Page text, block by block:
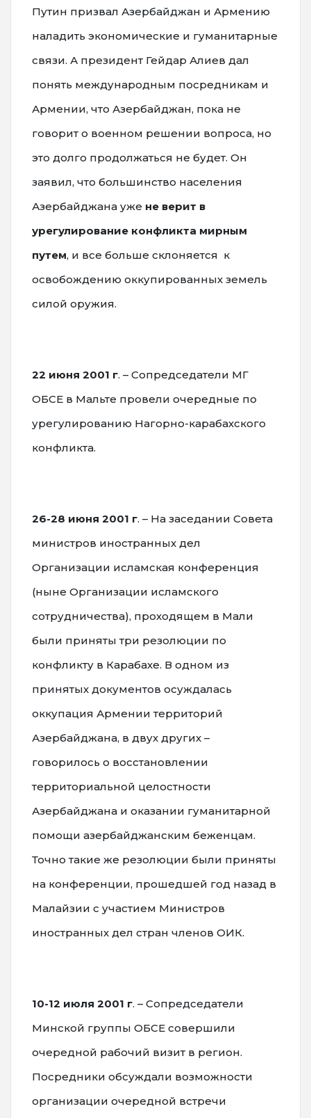
Путин призвал Азербайджан и Армению
наладить экономические и гуманитарные
связи. А президент Гейдар Алиев дал
понять международным посредникам и
Армении, что Азербайджан, пока не
говорит о военном решении вопроса, но
это долго продолжаться не будет. Он
заявил, что большинство населения
Азербайджана уже не верит в
урегулирование конфликта мирным
путем, и все больше склоняется к
освобождению оккупированных земель
силой оружия.
22 июня 2001 г. – Сопредседатели МГ
ОБСЕ в Мальте провели очередные по
урегулированию Нагорно-карабахского
конфликта.
26-28 июня 2001 г. – На заседании Совета
министров иностранных дел
Организации исламская конференция
(ныне Организации исламского
сотрудничества), проходящем в Мали
были приняты три резолюции по
конфликту в Карабахе. В одном из
принятых документов осуждалась
оккупация Армении территорий
Азербайджана, в двух других –
говорилось о восстановлении
территориальной целостности
Азербайджана и оказании гуманитарной
помощи азербайджанским беженцам.
Точно такие же резолюции были приняты
на конференции, прошедшей год назад в
Малайзии с участием Министров
иностранных дел стран членов ОИК.
10-12 июля 2001 г. – Сопредседатели
Минской группы ОБСЕ совершили
очередной рабочий визит в регион.
Посредники обсуждали возможности
организации очередной встречи